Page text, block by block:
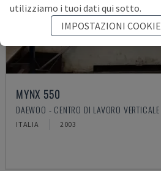
MYNX 550
DAEWOO - CENTRO DI LAVORO VERTICALE
ITALIA 2003
utilizziamo i tuoi dati qui sotto.
IMPOSTAZIONI COOKIE